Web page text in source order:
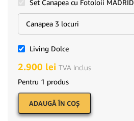
Set Canapea cu Fotoloii MADRID
Living Dolce
2.900 lei TVA Inclus
Pentru 1 produs
ADAUGĂ ÎN COŞ